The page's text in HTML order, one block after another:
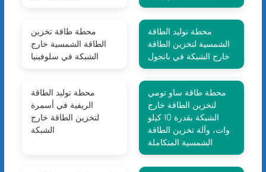
محطة طاقة تخزين
الطاقة الشمسية خارج
الشبكة في سلوفينيا
محطة توليد الطاقة
الشمسية لتخزين الطاقة
خارج الشبكة في بانجول
محطة توليد الطاقة
الريفية في أسمرة
لتخزين الطاقة خارج
الشبكة
محطة طاقة ساو تومي
لتخزين الطاقة خارج
الشبكة بقدرة 10 كيلو
وات، وآلة تخزين الطاقة
الشمسية المتكاملة